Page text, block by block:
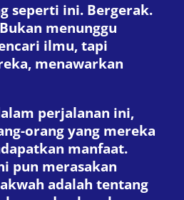
seperti ini. Bergerak.
menunggu
ilmu, tapi
menawarkan
perjalanan ini,
orang yang mereka
manfaat.
pun merasakan
adalah tentang